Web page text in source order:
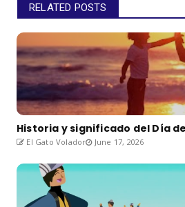
RELATED POSTS
Historia y significado del Día
El Gato Volador June 17, 2026